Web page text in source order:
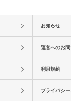
お知らせ
運営へのお
利用規約
プライバシ